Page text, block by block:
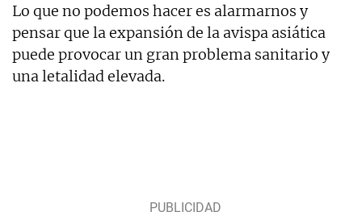
Lo que no podemos hacer es alarmarnos y
pensar que la expansión de la avispa asiática
puede provocar un gran problema sanitario y
una letalidad elevada.